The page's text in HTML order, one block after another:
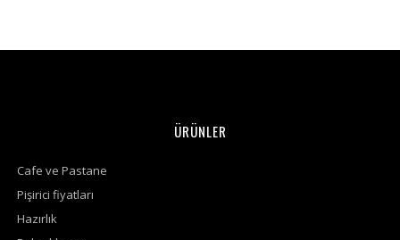
ÜRÜNLER
Cafe ve Pastane
Pişirici fiyatları
Hazırlık